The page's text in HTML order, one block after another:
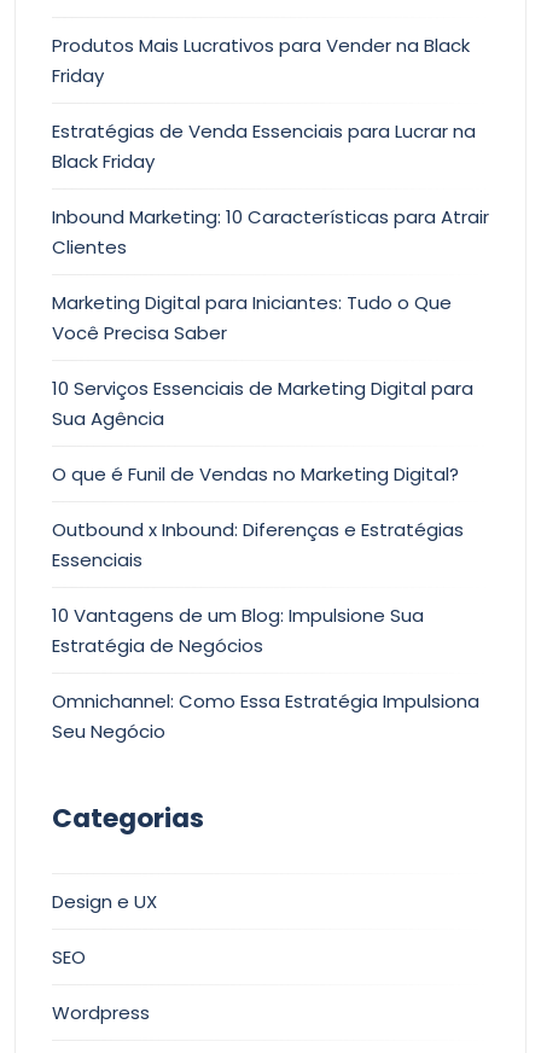
Produtos Mais Lucrativos para Vender na Black
Friday
Estratégias de Venda Essenciais para Lucrar na
Black Friday
Inbound Marketing: 10 Características para Atrair
Clientes
Marketing Digital para Iniciantes: Tudo o Que
Você Precisa Saber
10 Serviços Essenciais de Marketing Digital para
Sua Agência
O que é Funil de Vendas no Marketing Digital?
Outbound x Inbound: Diferenças e Estratégias
Essenciais
10 Vantagens de um Blog: Impulsione Sua
Estratégia de Negócios
Omnichannel: Como Essa Estratégia Impulsiona
Seu Negócio
Categorias
Design e UX
SEO
Wordpress